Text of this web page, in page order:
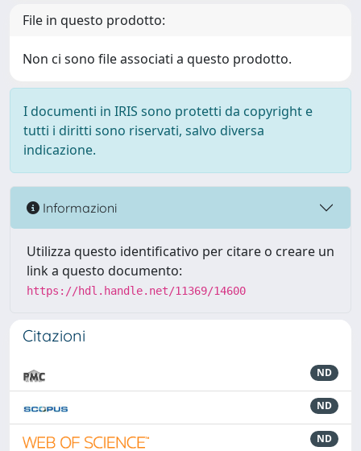
File in questo prodotto:
Non ci sono file associati a questo prodotto.
I documenti in IRIS sono protetti da copyright e
tutti i diritti sono riservati, salvo diversa
indicazione.
Informazioni
Utilizza questo identificativo per citare o creare un
link a questo documento:
https://hdl.handle.net/11369/14600
Citazioni
ND
ND
ND